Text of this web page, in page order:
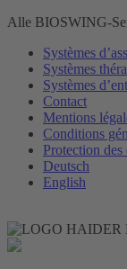
Alle BIOSWING-
Systèmes
Systèmes
Systèmes
Contact
Mentions
Conditions
Protection des
Deutsch
English